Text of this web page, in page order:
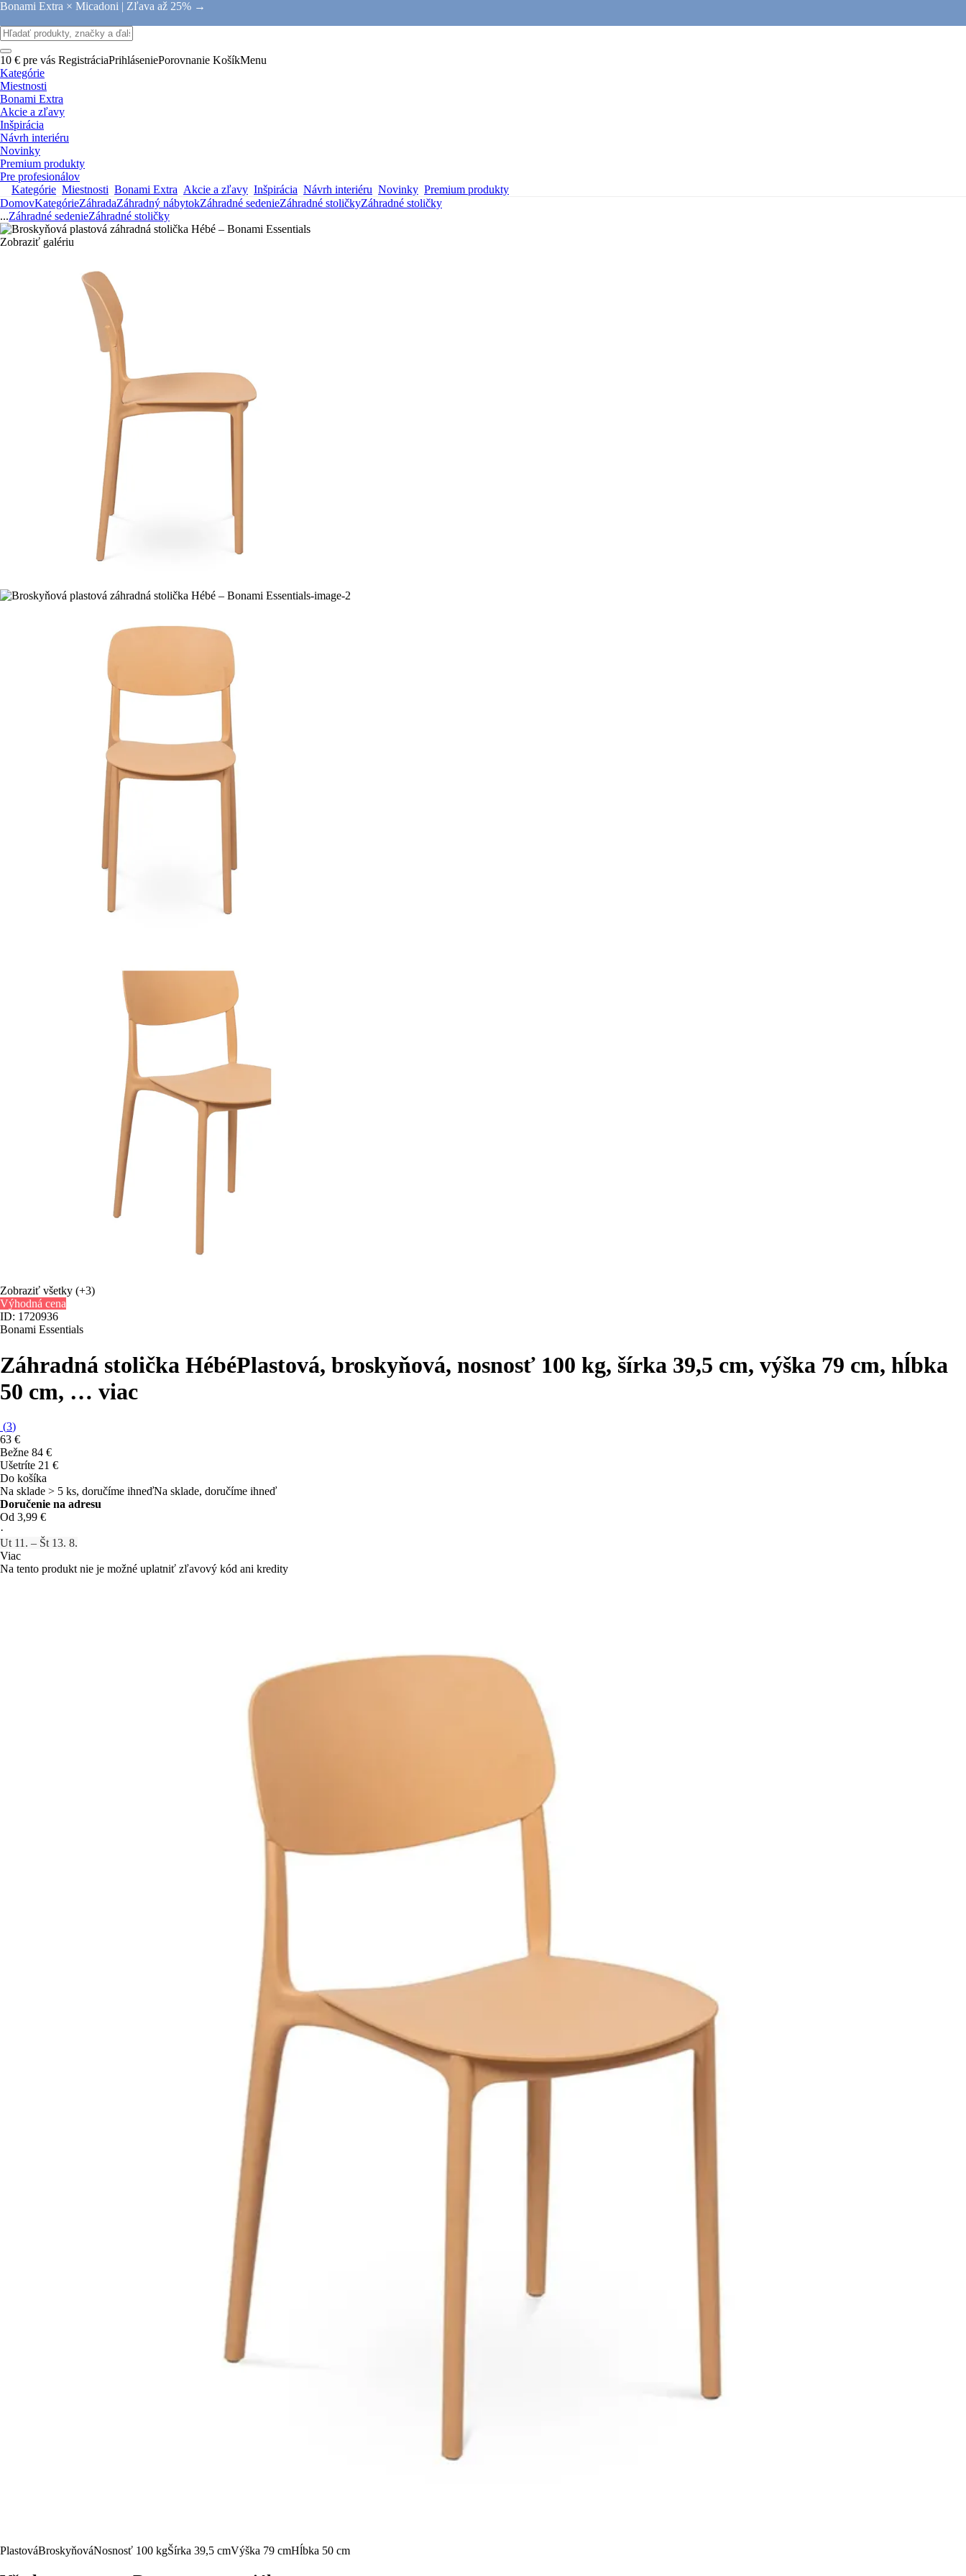
Bonami Extra × Micadoni | Zľava až 25% →
10 € pre vás RegistráciaPrihláseniePorovnanie KošíkMenu
Kategórie
Miestnosti
Bonami Extra
Akcie a zľavy
Inšpirácia
Návrh interiéru
Novinky
Premium produkty
Pre profesionálov
Kategórie Miestnosti Bonami Extra Akcie a zľavy Inšpirácia Návrh interiéru Novinky Premium produkty
DomovKategórieZáhradaZáhradný nábytokZáhradné sedenieZáhradné stoličkyZáhradné stoličky
...Záhradné sedenieZáhradné stoličky
Zobraziť galériu
Zobraziť všetky (+3)
Výhodná cena
ID: 1720936
Bonami Essentials
Záhradná stolička HébéPlastová, broskyňová, nosnosť 100 kg, šírka 39,5 cm, výška 79 cm, hĺbka
50 cm, … viac
(3)
63 €
Bežne 84 €
Ušetríte 21 €
Do košíka
Na sklade > 5 ks, doručíme ihneďNa sklade, doručíme ihneď
Doručenie na adresu
Od 3,99 €
·
Ut 11. – Št 13. 8.
Viac
Na tento produkt nie je možné uplatniť zľavový kód ani kredity
PlastováBroskyňováNosnosť 100 kgŠírka 39,5 cmVýška 79 cmHĺbka 50 cm